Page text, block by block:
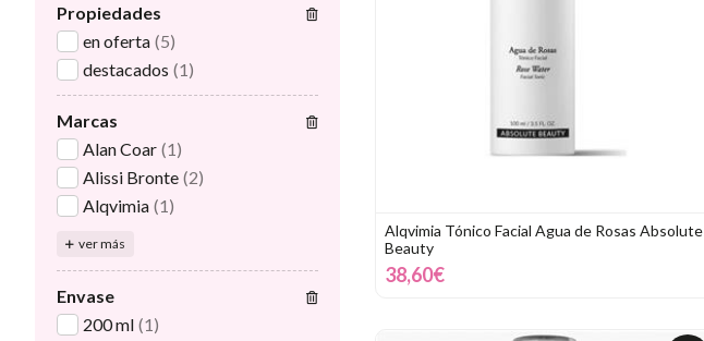
Alqvimia Tónico Facial Agua de Rosas Absolute
Beauty
38,60€
Propiedades
en oferta (5)
destacados (1)
Marcas
Alan Coar (1)
Alissi Bronte (2)
Alqvimia (1)
ver más
Envase
200 ml (1)